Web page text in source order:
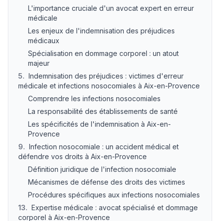
L'importance cruciale d'un avocat expert en erreur
médicale
Les enjeux de l'indemnisation des préjudices
médicaux
Spécialisation en dommage corporel : un atout
majeur
5. Indemnisation des préjudices : victimes d'erreur
médicale et infections nosocomiales à Aix-en-Provence
Comprendre les infections nosocomiales
La responsabilité des établissements de santé
Les spécificités de l'indemnisation à Aix-en-
Provence
9. Infection nosocomiale : un accident médical et
défendre vos droits à Aix-en-Provence
Définition juridique de l'infection nosocomiale
Mécanismes de défense des droits des victimes
Procédures spécifiques aux infections nosocomiales
13. Expertise médicale : avocat spécialisé et dommage
corporel à Aix-en-Provence